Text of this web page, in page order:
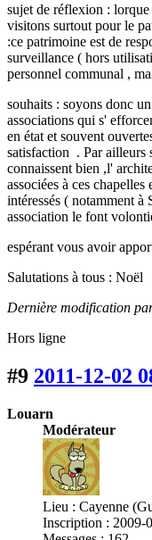
sujet de réflexion :
visitons surtout pour le
:ce patrimoine est de
surveillance ( hors
personnel communal ,
souhaits : soyons donc
associations qui s'
en état et souvent
satisfaction . Par ailleurs
connaissent bien ,l'
associées à ces
intéressés ( notamment à
association le font
espérant vous avoir
Salutations à tous : Noël
Dernière modification
Hors ligne
#9 2011-12-02
Louarn
Modérateur
Lieu : Cayenne
Inscription : 2009-